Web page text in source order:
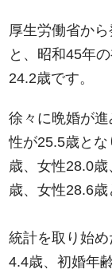
厚生労働省か
と、昭和45年
24.2歳です。
徐々に晩婚が
性が25.5歳と
歳、女性28.0
歳、女性28.6歳
統計を取り始
4.4歳、初婚年